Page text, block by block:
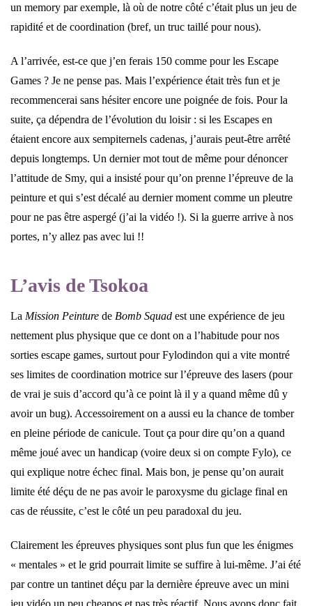
un memory par exemple, là où de notre côté c’était plus un jeu de
rapidité et de coordination (bref, un truc taillé pour nous).
A l’arrivée, est-ce que j’en ferais 150 comme pour les Escape
Games ? Je ne pense pas. Mais l’expérience était très fun et je
recommencerai sans hésiter encore une poignée de fois. Pour la
suite, ça dépendra de l’évolution du loisir : si les Escapes en
étaient encore aux sempiternels cadenas, j’aurais peut-être arrêté
depuis longtemps. Un dernier mot tout de même pour dénoncer
l’attitude de Smy, qui a insisté pour qu’on prenne l’épreuve de la
peinture et qui s’est décalé au dernier moment comme un pleutre
pour ne pas être aspergé (j’ai la vidéo !). Si la guerre arrive à nos
portes, n’y allez pas avec lui !!
L’avis de Tsokoa
La Mission Peinture de Bomb Squad est une expérience de jeu
nettement plus physique que ce dont on a l’habitude pour nos
sorties escape games, surtout pour Fylodindon qui a vite montré
ses limites de coordination motrice sur l’épreuve des lasers (pour
de vrai je suis d’accord qu’à ce point là il y a quand même dû y
avoir un bug). Accessoirement on a aussi eu la chance de tomber
en pleine période de canicule. Tout ça pour dire qu’on a quand
même joué avec un handicap (voire deux si on compte Fylo), ce
qui explique notre échec final. Mais bon, je pense qu’on aurait
limite été déçu de ne pas avoir le paroxysme du giclage final en
cas de réussite, c’est le côté un peu paradoxal du jeu.
Clairement les épreuves physiques sont plus fun que les énigmes
« mentales » et le grid pourrait limite se suffire à lui-même. J’ai été
par contre un tantinet déçu par la dernière épreuve avec un mini
jeu vidéo un peu cheapos et pas très réactif. Nous avons donc fait